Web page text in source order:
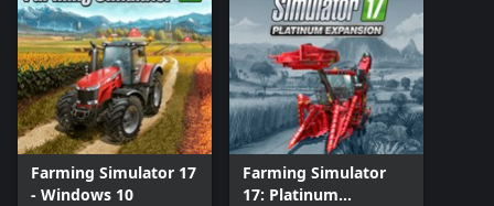
Farming Simulator 17
- Windows 10
Farming Simulator
17: Platinum